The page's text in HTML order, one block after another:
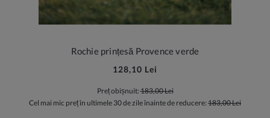
Rochie prințesă Provence verde
128,10 Lei
Preț obișnuit:183,00 Lei
Cel mai mic preț în ultimele 30 de zile înainte de reducere: 183,00 Lei